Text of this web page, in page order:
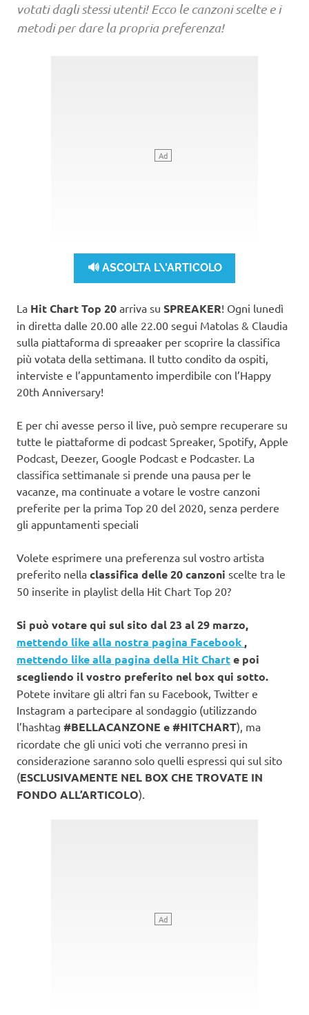
votati dagli stessi utenti! Ecco le canzoni scelte e i
metodi per dare la propria preferenza!
🔊 ASCOLTA L\'ARTICOLO
La Hit Chart Top 20 arriva su SPREAKER! Ogni lunedì
in diretta dalle 20.00 alle 22.00 segui Matolas & Claudia
sulla piattaforma di spreaaker per scoprire la classifica
più votata della settimana. Il tutto condito da ospiti,
interviste e l’appuntamento imperdibile con l’Happy
20th Anniversary!
E per chi avesse perso il live, può sempre recuperare su
tutte le piattaforme di podcast Spreaker, Spotify, Apple
Podcast, Deezer, Google Podcast e Podcaster. La
classifica settimanale si prende una pausa per le
vacanze, ma continuate a votare le vostre canzoni
preferite per la prima Top 20 del 2020, senza perdere
gli appuntamenti speciali
Volete esprimere una preferenza sul vostro artista
preferito nella classifica delle 20 canzoni scelte tra le
50 inserite in playlist della Hit Chart Top 20?
Si può votare qui sul sito dal 23 al 29 marzo,
mettendo like alla nostra pagina Facebook ,
mettendo like alla pagina della Hit Charte poi
scegliendo il vostro preferito nel box qui sotto.
Potete invitare gli altri fan su Facebook, Twitter e
Instagram a partecipare al sondaggio (utilizzando
l’hashtag #BELLACANZONE e #HITCHART), ma
ricordate che gli unici voti che verranno presi in
considerazione saranno solo quelli espressi qui sul sito
(ESCLUSIVAMENTE NEL BOX CHE TROVATE IN
FONDO ALL’ARTICOLO).